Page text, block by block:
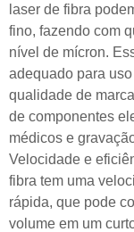
laser de fibra
fino, fazendo com
nível de mícron.
adequado para
qualidade de
de componentes
médicos e
Velocidade e
fibra tem uma
rápida, que pode
volume em um